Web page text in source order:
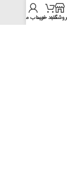
سبد خریدحساب من